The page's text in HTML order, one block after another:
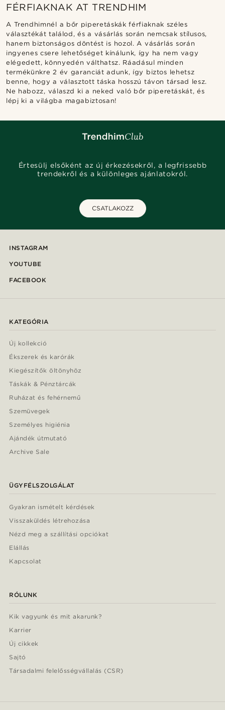
FÉRFIAKNAK AT TRENDHIM
A Trendhimnél a bőr piperetáskák férfiaknak széles
választékát találod, és a vásárlás során nemcsak stílusos,
hanem biztonságos döntést is hozol. A vásárlás során
ingyenes csere lehetőséget kínálunk, így ha nem vagy
elégedett, könnyedén válthatsz. Ráadásul minden
termékünkre 2 év garanciát adunk, így biztos lehetsz
benne, hogy a választott táska hosszú távon társad lesz.
Ne habozz, válaszd ki a neked való bőr piperetáskát, és
lépj ki a világba magabiztosan!
Értesülj elsőként az új érkezésekről, a legfrissebb
trendekről és a különleges ajánlatokról.
CSATLAKOZZ
INSTAGRAM
YOUTUBE
FACEBOOK
KATEGÓRIA
Új kollekció
Ékszerek és karórák
Kiegészítők öltönyhöz
Táskák & Pénztárcák
Ruházat és fehérnemű
Szemüvegek
Személyes higiénia
Ajándék útmutató
Archive Sale
ÜGYFÉLSZOLGÁLAT
Gyakran ismételt kérdések
Visszaküldés létrehozása
Nézd meg a szállítási opciókat
Elállás
Kapcsolat
RÓLUNK
Kik vagyunk és mit akarunk?
Karrier
Új cikkek
Sajtó
Társadalmi felelősségvállalás (CSR)